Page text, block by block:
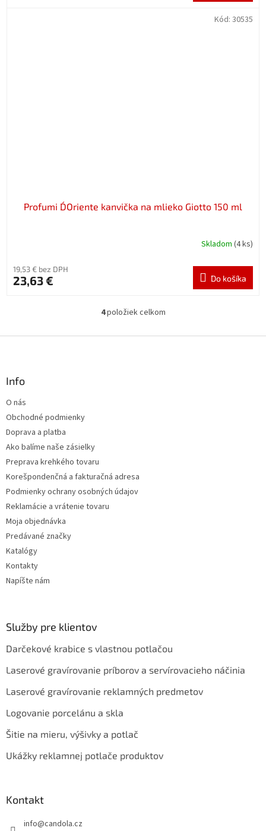
Profumi D´Oriente kanvička na mlieko Giotto 150 ml
Skladom (4 ks)
19,53 € bez DPH
23,63 € Do košíka
Kód: 30535
O
l
v
p
4položiek celkom
Info
O nás
Obchodné podmienky
Doprava a platba
Ako balíme naše zásielky
Preprava krehkého tovaru
Korešpondenčná a fakturačná adresa
Podmienky ochrany osobných údajov
Reklamácie a vrátenie tovaru
Moja objednávka
Predávané značky
Katalógy
Kontakty
Napíšte nám
Služby pre klientov
Darčekové krabice s vlastnou potlačou
Laserové gravírovanie príborov a servírovacieho náčinia
Laserové gravírovanie reklamných predmetov
Logovanie porcelánu a skla
Šitie na mieru, výšivky a potlač
Ukážky reklamnej potlače produktov
Kontakt
info@candola.cz